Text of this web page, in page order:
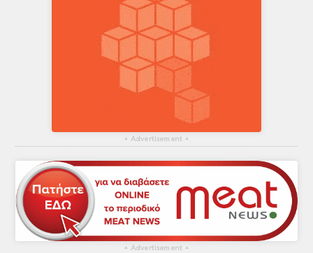
▴ Advertisement ▴
▴ Advertisement ▴